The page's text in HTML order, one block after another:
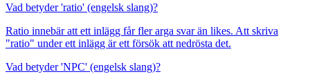
Vad betyder 'ratio' (engelsk slang)?
Ratio innebär att ett inlägg får fler arga svar än likes. Att skriva
"ratio" under ett inlägg är ett försök att nedrösta det.
Vad betyder 'NPC' (engelsk slang)?